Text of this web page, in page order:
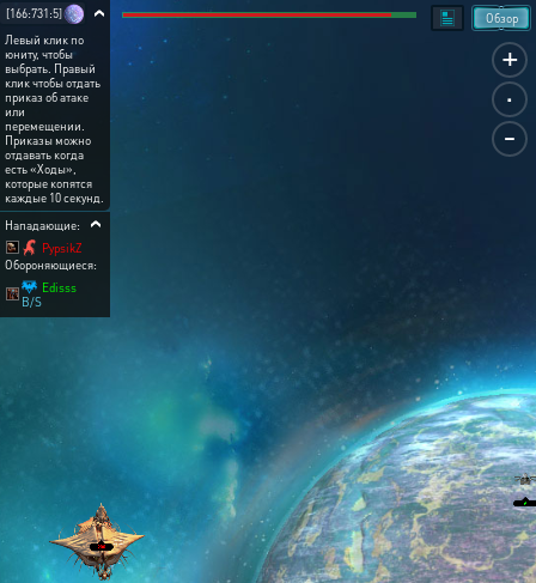
+
.
-
Обзор
[166:731:5]
Левый клик по
юниту, чтобы
выбрать. Правый
клик чтобы отдать
приказ об атаке
или
перемещении.
Приказы можно
отдавать когда
есть «Ходы»,
которые копятся
каждые 10 секунд.
Нападающие:
PypsikZ
Обороняющиеся:
Edisss
B/S